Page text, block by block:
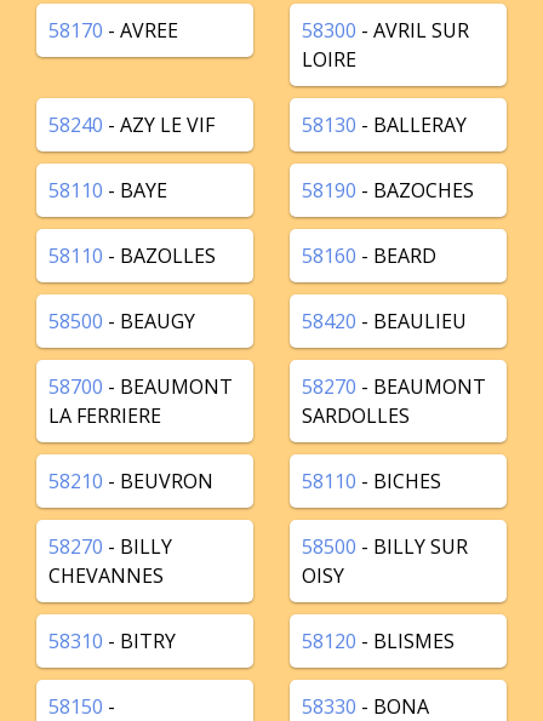
58170 - AVREE 58300 - AVRIL SUR
LOIRE
58240 - AZY LE VIF 58130 - BALLERAY
58110 - BAYE 58190 - BAZOCHES
58110 - BAZOLLES 58160 - BEARD
58500 - BEAUGY 58420 - BEAULIEU
58700 - BEAUMONT
LA FERRIERE
58270 - BEAUMONT
SARDOLLES
58210 - BEUVRON 58110 - BICHES
58270 - BILLY
CHEVANNES
58500 - BILLY SUR
OISY
58310 - BITRY 58120 - BLISMES
58150 -
58330 - BONA